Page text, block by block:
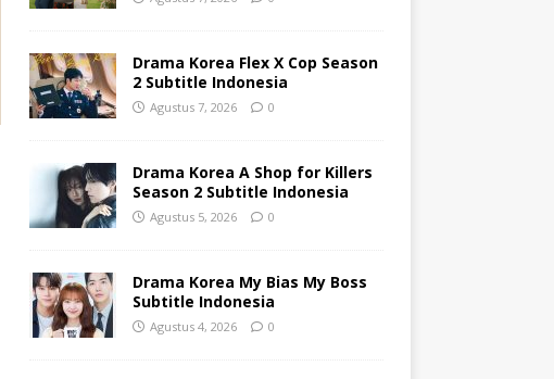
Drama Korea Flex X Cop Season
2 Subtitle Indonesia
Agustus 7, 2026 0
Drama Korea A Shop for Killers
Season 2 Subtitle Indonesia
Agustus 5, 2026 0
Drama Korea My Bias My Boss
Subtitle Indonesia
Agustus 4, 2026 0